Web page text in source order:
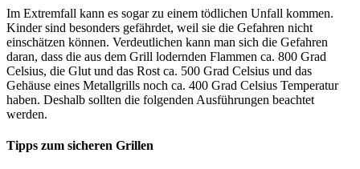
Im Extremfall kann es sogar zu einem tödlichen Unfall kommen.
Kinder sind besonders gefährdet, weil sie die Gefahren nicht
einschätzen können. Verdeutlichen kann man sich die Gefahren
daran, dass die aus dem Grill lodernden Flammen ca. 800 Grad
Celsius, die Glut und das Rost ca. 500 Grad Celsius und das
Gehäuse eines Metallgrills noch ca. 400 Grad Celsius Temperatur
haben. Deshalb sollten die folgenden Ausführungen beachtet
werden.
Tipps zum sicheren Grillen